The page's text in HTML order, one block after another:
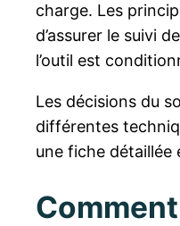
charge. Les
d’assurer le suivi
l’outil est
Les décisions du
différentes
une fiche détaillée